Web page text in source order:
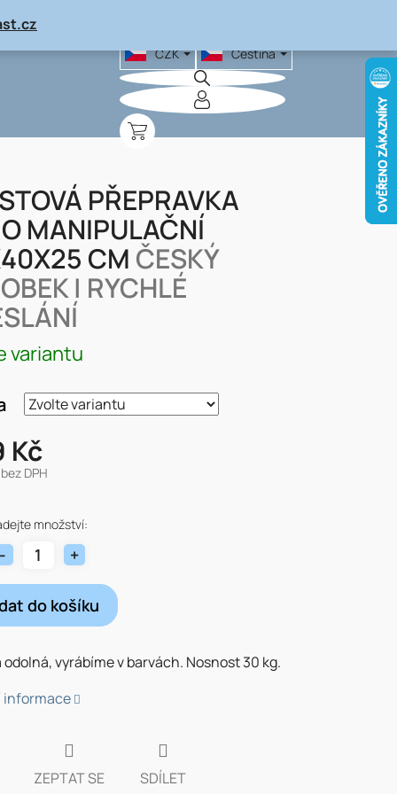
CZK Čeština
NÁKUPNÍ
PŘEPRAVKA
MANIPULAČNÍ
CM ČESKÝ
| RYCHLÉ
variantu
Kč
DPH
množství:
do košíku
odolná, vyrábíme v barvách. Nosnost 30 kg.
ZEPTAT SE SDÍLET